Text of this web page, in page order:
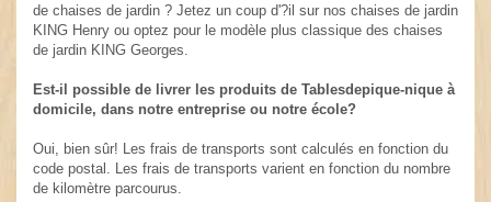
de chaises de jardin ? Jetez un coup d'?il sur nos chaises de jardin
KING Henry ou optez pour le modèle plus classique des chaises
de jardin KING Georges.
Est-il possible de livrer les produits de Tablesdepique-nique à
domicile, dans notre entreprise ou notre école?
Oui, bien sûr! Les frais de transports sont calculés en fonction du
code postal. Les frais de transports varient en fonction du nombre
de kilomètre parcourus.